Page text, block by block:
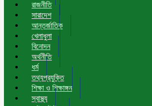
রাজনীতি
সারাদেশ
আন্তর্জাতিক
খেলাধুলা
বিনোদন
অর্থনীতি
ধর্ম
তথ্যপ্রযুক্তি
শিক্ষা ও শিক্ষাঙ্গন
স্বাস্থ্য